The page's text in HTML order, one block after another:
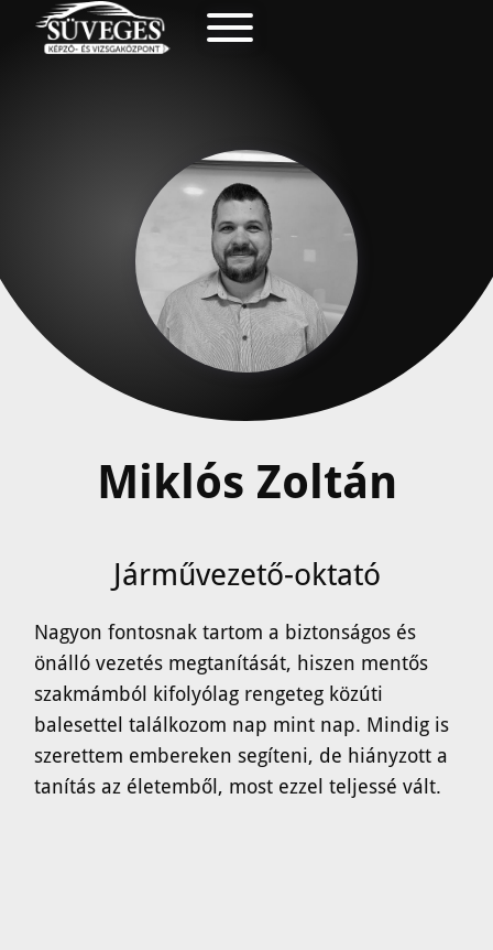
Miklós Zoltán
Járművezető-oktató
Nagyon fontosnak tartom a biztonságos és
önálló vezetés megtanítását, hiszen mentős
szakmámból kifolyólag rengeteg közúti
balesettel találkozom nap mint nap. Mindig is
szerettem embereken segíteni, de hiányzott a
tanítás az életemből, most ezzel teljessé vált.